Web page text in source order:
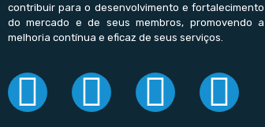
contribuir para o desenvolvimento e fortalecimento
do mercado e de seus membros, promovendo a
melhoria contínua e eficaz de seus serviços.